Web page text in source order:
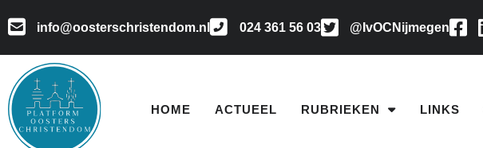
info@oosterschristendom.nl 024 361 56 03 @IvOCNijmegen
HOME ACTUEEL RUBRIEKEN LINKS